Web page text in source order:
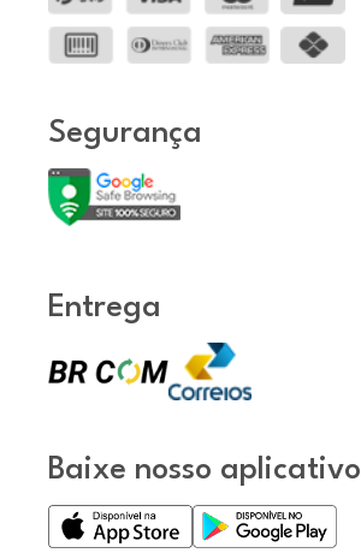
Segurança
Entrega
Baixe nosso aplicativo